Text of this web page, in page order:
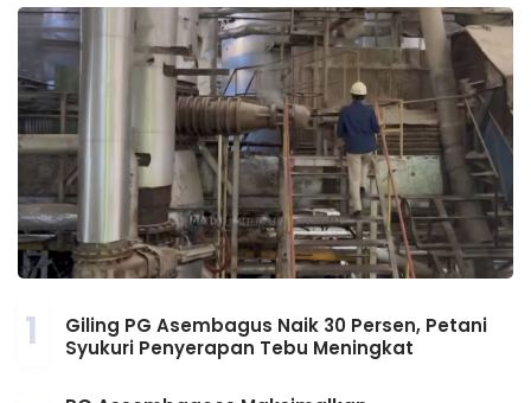
1
Giling PG Asembagus Naik 30 Persen, Petani
Syukuri Penyerapan Tebu Meningkat